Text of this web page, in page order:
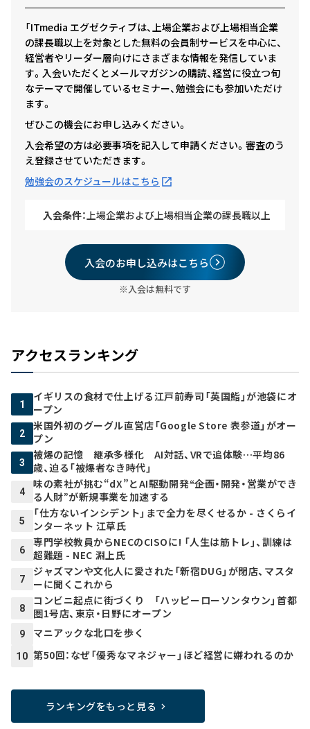
「ITmedia エグゼクティブは、上場企業および上場相当企業
の課長職以上を対象とした無料の会員制サービスを中心に、
経営者やリーダー層向けにさまざまな情報を発信していま
す。入会いただくとメールマガジンの購読、経営に役立つ旬
なテーマで開催しているセミナー、勉強会にも参加いただけ
ます。
ぜひこの機会にお申し込みください。
入会希望の方は必要事項を記入して申請ください。審査のう
え登録させていただきます。
勉強会のスケジュールはこちら
入会条件：上場企業および上場相当企業の課長職以上
入会のお申し込みはこちら
※入会は無料です
アクセスランキング
1
イギリスの食材で仕上げる江戸前寿司「英国鮨」が池袋にオ
ープン
2
米国外初のグーグル直営店「Google Store 表参道」がオー
プン
3
被爆の記憶 継承多様化 AI対話、VRで追体験…平均86
歳、迫る「被爆者なき時代」
4
味の素社が挑む“dX”とAI駆動開発――“企画・開発・営業ができ
る人財”が新規事業を加速する
5
「仕方ないインシデント」まで全力を尽くせるか - さくらイ
ンターネット 江草氏
6
専門学校教員からNECのCISOに! 「人生は筋トレ」、訓練は
超難題 - NEC 淵上氏
7
ジャズマンや文化人に愛された「新宿DUG」が閉店、マスタ
ーに聞くこれから
8
コンビニ起点に街づくり 「ハッピーローソンタウン」首都
圏1号店、東京・日野にオープン
9 マニアックな北口を歩く
10 第50回：なぜ「優秀なマネジャー」ほど経営に嫌われるのか
ランキングをもっと見る